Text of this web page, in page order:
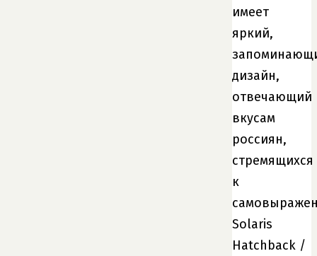
имеет
яркий,
дизайн,
отвечающий
вкусам
россиян,
стремящихся
к
Solaris
Hatchback /